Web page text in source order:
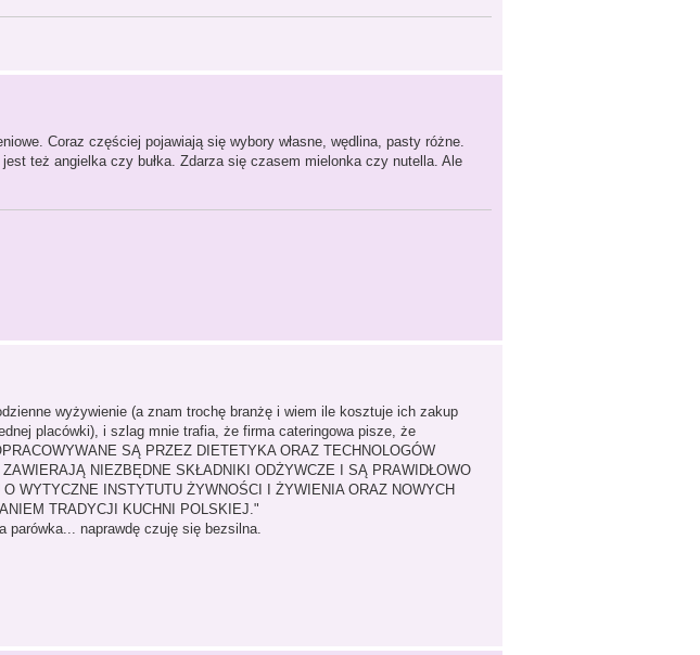
Coraz częściej pojawiają się wybory własne, wędlina, pasty różne.
też angielka czy bułka. Zdarza się czasem mielonka czy nutella. Ale
wyżywienie (a znam trochę branżę i wiem ile kosztuje ich zakup
placówki), i szlag mnie trafia, że firma cateringowa pisze, że
SĄ PRZEZ DIETETYKA ORAZ TECHNOLOGÓW
NIEZBĘDNE SKŁADNIKI ODŻYWCZE I SĄ PRAWIDŁOWO
WYTYCZNE INSTYTUTU ŻYWNOŚCI I ŻYWIENIA ORAZ NOWYCH
TRADYCJI KUCHNI POLSKIEJ."
naprawdę czuję się bezsilna.